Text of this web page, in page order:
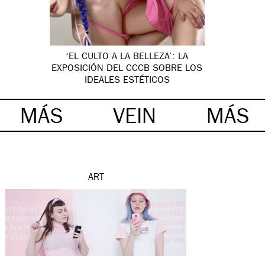
‘EL CULTO A LA BELLEZA’: LA
EXPOSICIÓN DEL CCCB SOBRE LOS
IDEALES ESTÉTICOS
MÁS VEIN MÁS
ART